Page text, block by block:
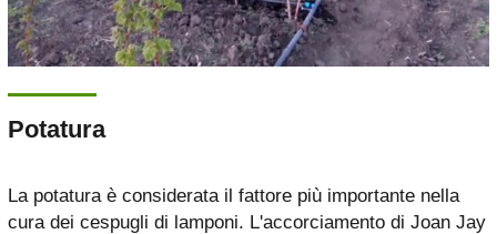
Potatura
La potatura è considerata il fattore più importante nella
cura dei cespugli di lamponi. L'accorciamento di Joan Jay